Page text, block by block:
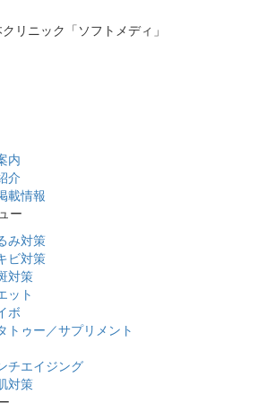
リニック「ソフトメディ」
内
介
載情報
ー
み対策
ビ対策
対策
ット
ボ
トゥー／サプリメント
チエイジング
対策